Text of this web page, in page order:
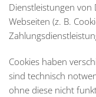
Dienstleistungen
Webseiten (z. B.
Cookies haben
sind technisch
ohne diese nicht